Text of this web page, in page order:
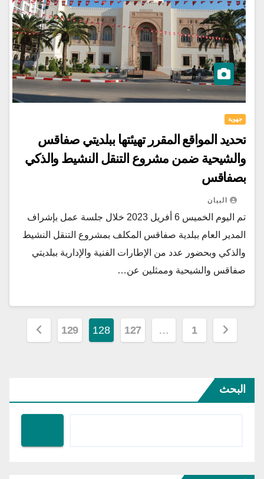
جهوية
تحديد المواقع المقرر تهيئتها ببلديتي صفاقس
والشيحية ضمن مشروع التنقل النشيط والذكي
بصفاقس
البيان
تم اليوم الخميس 6 أفريل 2023 خلال جلسة عمل بإشراف
المدير العام ببلدية صفاقس المكلف بمشروع التنقل النشيط
والذكي وبحضور عدد من الإطارات الفنية والإدارية ببلديتي
صفاقس والشيحية وممثلين عن…
تعدد
المقالات
1
…
127
128
129
البحث